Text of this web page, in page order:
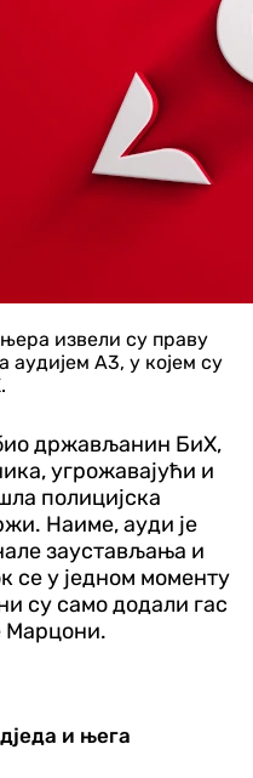
извели су праву
аудијем А3, у којем су
држављанин БиХ,
угрожавајући и
полицијска
Наиме, ауди је
заустављања и
се у једном моменту
су само додали гас
Марцони.
и њега